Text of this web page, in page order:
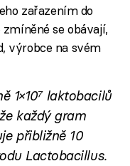
zařazením do
se obávají,
výrobce na svém
1×10⁷ laktobacilů
každý gram
přibližně 10
Lactobacillus.